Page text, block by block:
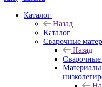
Каталог
Назад
Каталог
Сварочные
Назад
Сварочные
Материалы